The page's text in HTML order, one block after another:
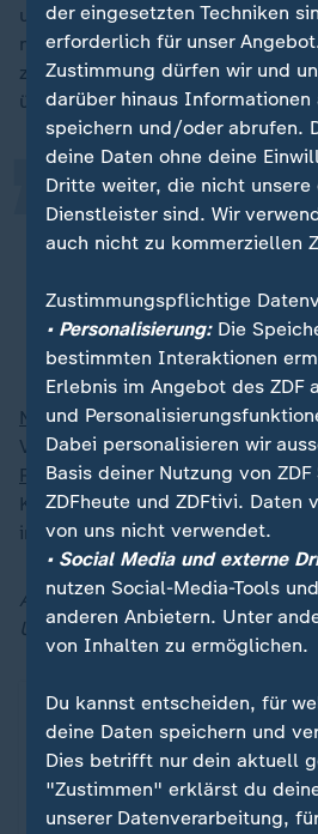
ukrainische Regierung erklärt
nordkoreanische Soldaten von
zu direkten Kämpfen im Namen
übergegangen seien.
Es ist auch nicht
dass die
erleiden.
„
John Kirby, Sprecher des nationalen
Nordkoreahatte nach Angaben
Verteidigungsministeriums rund
Russlandgeschickt, um die
Kampf gegen dieUkraine zu
in die Region Kursk.
Aktuelle Meldungen zu
Ukraine finden Sie jederzeit in
der eingesetzten Techniken
erforderlich für unser
Zustimmung dürfen wir und
darüber hinaus Informationen
speichern und/oder abrufen.
deine Daten ohne deine
Dritte weiter, die nicht unsere
Dienstleister sind. Wir
auch nicht zu kommerziellen
Zustimmungspflichtige
• Personalisierung:Die
bestimmten Interaktionen
Erlebnis im Angebot des ZDF
und
Dabei personalisieren wir
Basis deiner Nutzung von
ZDFheute und ZDFtivi. Daten
von uns nicht verwendet.
• Social Media und externe
nutzen Social-Media-Tools
anderen Anbietern. Unter
von Inhalten zu ermöglichen.
Du kannst entscheiden, für
deine Daten speichern und
Dies betrifft nur dein aktuell
"Zustimmen" erklärst du
unserer Datenverarbeitung,